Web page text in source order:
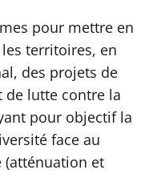
pour mettre en
territoires, en
des projets de
lutte contre la
pour objectif la
face au
(atténuation et